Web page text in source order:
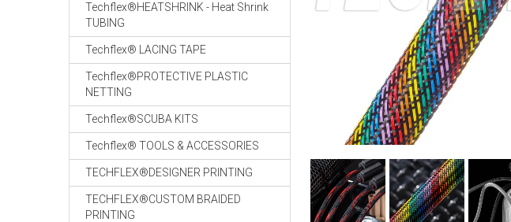
Techflex®HEATSHRINK - Heat Shrink
TUBING
Techflex® LACING TAPE
Techflex®PROTECTIVE PLASTIC
NETTING
Techflex®SCUBA KITS
Techflex® TOOLS & ACCESSORIES
TECHFLEX®DESIGNER PRINTING
TECHFLEX®CUSTOM BRAIDED
PRINTING